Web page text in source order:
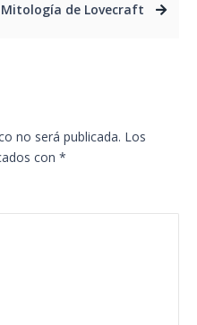
Mitología de Lovecraft
no será publicada. Los
con *